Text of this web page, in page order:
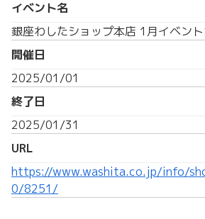
イベント名
銀座わしたショップ本店 1月イベン
開催日
2025/01/01
終了日
2025/01/31
URL
https://www.washita.co.jp/info/
0/8251/